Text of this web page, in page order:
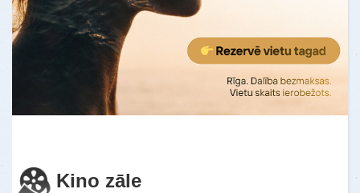
Kino zāle